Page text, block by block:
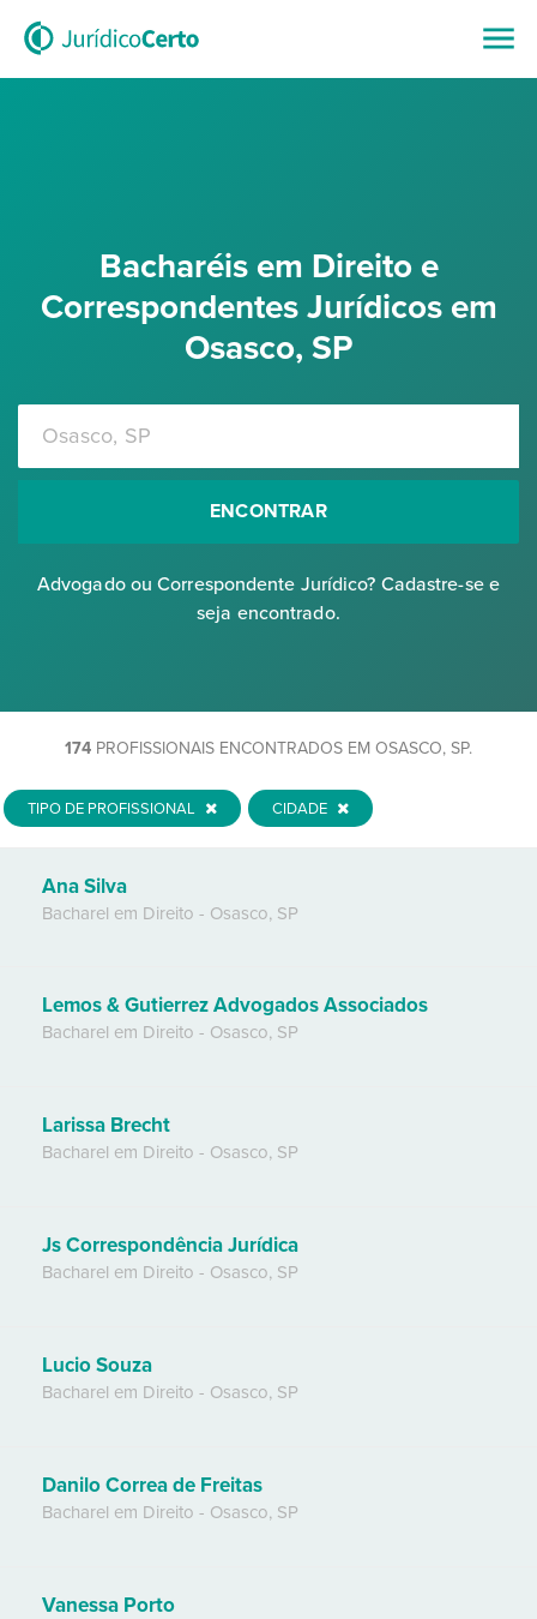
Bacharéis em Direito e
Correspondentes Jurídicos em
Osasco, SP
ENCONTRAR
Advogado ou Correspondente Jurídico? Cadastre-se e
seja encontrado.
174 PROFISSIONAIS ENCONTRADOS EM OSASCO, SP.
TIPO DE PROFISSIONAL CIDADE
Ana Silva
Bacharel em Direito - Osasco, SP
Lemos & Gutierrez Advogados Associados
Bacharel em Direito - Osasco, SP
Larissa Brecht
Bacharel em Direito - Osasco, SP
Js Correspondência Jurídica
Bacharel em Direito - Osasco, SP
Lucio Souza
Bacharel em Direito - Osasco, SP
Danilo Correa de Freitas
Bacharel em Direito - Osasco, SP
Vanessa Porto